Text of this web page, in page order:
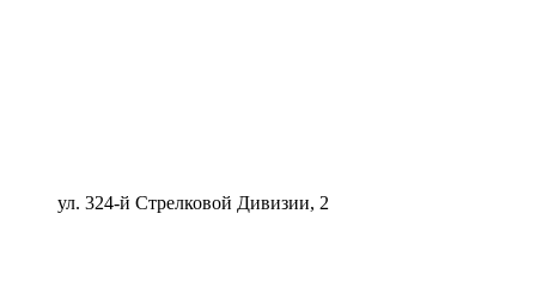
ул. 324-й Стрелковой Дивизии, 2